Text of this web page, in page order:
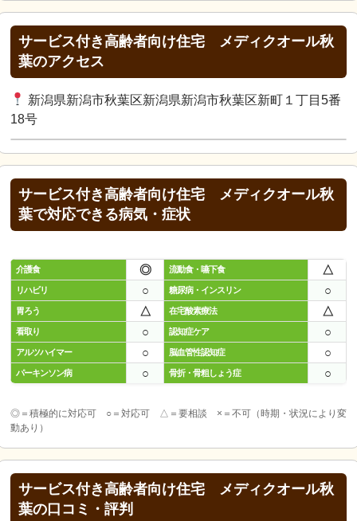
サービス付き高齢者向け住宅 メディクオール秋
葉のアクセス
新潟県新潟市秋葉区新潟県新潟市秋葉区新町１丁目5番
18号
サービス付き高齢者向け住宅 メディクオール秋
葉で対応できる病気・症状
介護食 ◎ 流動食・嚥下食 △
リハビリ ○ 糖尿病・インスリン ○
胃ろう △ 在宅酸素療法 △
看取り ○ 認知症ケア ○
アルツハイマー ○ 脳血管性認知症 ○
パーキンソン病 ○ 骨折・骨粗しょう症 ○
◎＝積極的に対応可 ○＝対応可 △＝要相談 ×＝不可（時期・状況により変
動あり）
サービス付き高齢者向け住宅 メディクオール秋
葉の口コミ・評判